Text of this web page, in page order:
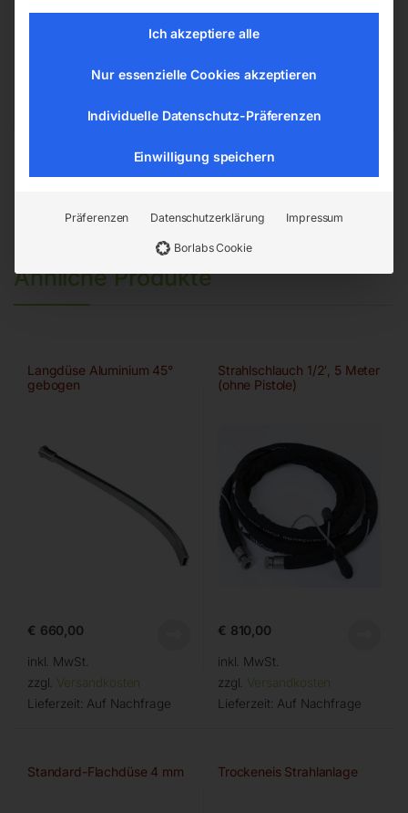
Kategorien:Drucklufttechnologie,
Ähnliche Produkte
Langdüse Aluminium 45°
gebogen
€ 660,00
inkl. MwSt.
zzgl. Versandkosten
Lieferzeit: Auf Nachfrage
Strahlschlauch 1/2′, 5 Meter
(ohne Pistole)
€ 810,00
inkl. MwSt.
zzgl. Versandkosten
Lieferzeit: Auf Nachfrage
Standard-Flachdüse 4 mm Trockeneis Strahlanlage
Ich akzeptiere alle
Nur essenzielle Cookies akzeptieren
Individuelle Datenschutz-Präferenzen
Einwilligung speichern
Präferenzen Datenschutzerklärung Impressum
Borlabs Cookie